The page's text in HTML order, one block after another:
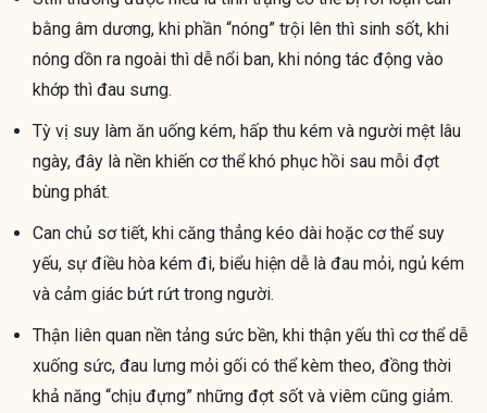
bằng âm dương, khi phần “nóng” trội lên thì sinh sốt, khi
nóng dồn ra ngoài thì dễ nổi ban, khi nóng tác động vào
khớp thì đau sưng.
Tỳ vị suy làm ăn uống kém, hấp thu kém và người mệt lâu
ngày, đây là nền khiến cơ thể khó phục hồi sau mỗi đợt
bùng phát.
Can chủ sơ tiết, khi căng thẳng kéo dài hoặc cơ thể suy
yếu, sự điều hòa kém đi, biểu hiện dễ là đau mỏi, ngủ kém
và cảm giác bứt rứt trong người.
Thận liên quan nền tảng sức bền, khi thận yếu thì cơ thể dễ
xuống sức, đau lưng mỏi gối có thể kèm theo, đồng thời
khả năng “chịu đựng” những đợt sốt và viêm cũng giảm.